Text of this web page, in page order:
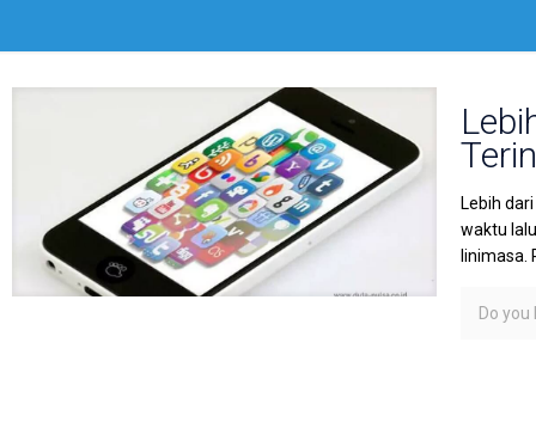
Lebih
waktu
linimasa.
Do you